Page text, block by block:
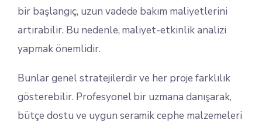
bir başlangıç, uzun vadede bakım maliyetlerini
artırabilir. Bu nedenle, maliyet-etkinlik analizi
yapmak önemlidir.
Bunlar genel stratejilerdir ve her proje farklılık
gösterebilir. Profesyonel bir uzmana danışarak,
bütçe dostu ve uygun seramik cephe malzemeleri